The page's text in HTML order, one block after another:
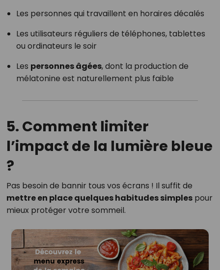
Les personnes qui travaillent en horaires décalés
Les utilisateurs réguliers de téléphones, tablettes
ou ordinateurs le soir
Les personnes âgées, dont la production de
mélatonine est naturellement plus faible
5. Comment limiter
l’impact de la lumière bleue
?
Pas besoin de bannir tous vos écrans ! Il suffit de
mettre en place quelques habitudes simplespour
mieux protéger votre sommeil.